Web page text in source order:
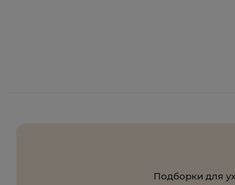
Подборки для